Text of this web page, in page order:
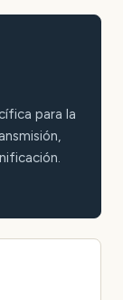
para la